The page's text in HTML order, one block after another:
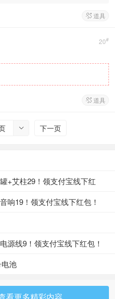
 道具
20#
 道具
 下一页
+艾柱29！领支付宝线下红
响19！领支付宝线下红包！
源线9！领支付宝线下红包！
池